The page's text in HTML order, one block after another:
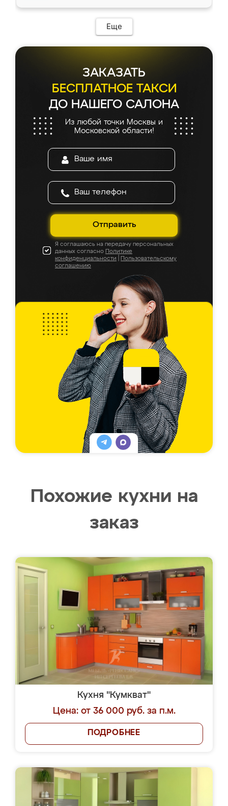
Еще
ЗАКАЗАТЬ
БЕСПЛАТНОЕ ТАКСИ
ДО НАШЕГО САЛОНА
Из любой точки Москвы и
Московской области!
Отправить
Я соглашаюсь на передачу персональных
данных согласно Политике
конфиденциальности
Пользовательскому
соглашению
Похожие кухни на
заказ
Кухня "Кумкват"
Цена: от 36 000 руб. за п.м.
ПОДРОБНЕЕ